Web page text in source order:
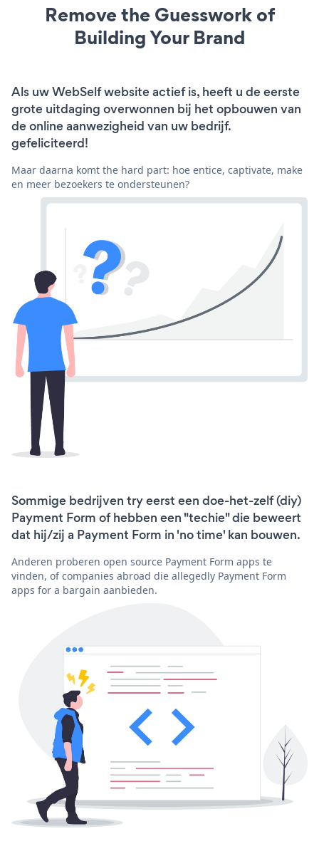
Remove the Guesswork of
Building Your Brand
Als uw WebSelf website actief is, heeft u de eerste
grote uitdaging overwonnen bij het opbouwen van
de online aanwezigheid van uw bedrijf.
gefeliciteerd!
Maar daarna komt the hard part: hoe entice, captivate, make
en meer bezoekers te ondersteunen?
Sommige bedrijven try eerst een doe-het-zelf (diy)
Payment Form of hebben een "techie" die beweert
dat hij/zij a Payment Form in 'no time' kan bouwen.
Anderen proberen open source Payment Form apps te
vinden, of companies abroad die allegedly Payment Form
apps for a bargain aanbieden.